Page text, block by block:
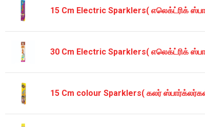
15 Cm Electric Sparklers( எலெக்ட்ரிக்
30 Cm Electric Sparklers( எலெக்ட்ரிக்
15 Cm colour Sparklers( கலர்